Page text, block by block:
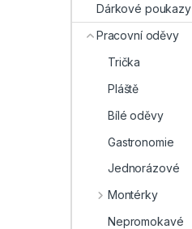
Dárkové poukazy
Pracovní oděvy
Trička
Pláště
Bílé oděvy
Gastronomie
Jednorázové
Montérky
Nepromokavé